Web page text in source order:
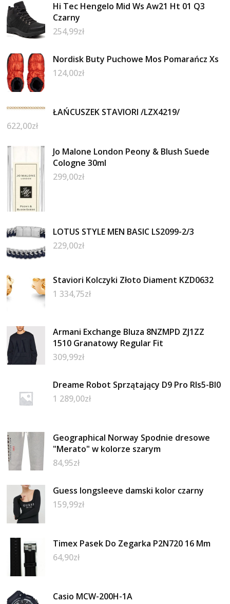
Hi Tec Hengelo Mid Ws Aw21 Ht 01 Q3
Czarny
254,99zł
Nordisk Buty Puchowe Mos Pomarańcz Xs
124,00zł
ŁAŃCUSZEK STAVIORI /LZX4219/
622,00zł
Jo Malone London Peony & Blush Suede
Cologne 30ml
299,00zł
LOTUS STYLE MEN BASIC LS2099-2/3
229,00zł
Staviori Kolczyki Złoto Diament KZD0632
1 334,75zł
Armani Exchange Bluza 8NZMPD ZJ1ZZ
1510 Granatowy Regular Fit
309,99zł
Dreame Robot Sprzątający D9 Pro Rls5-Bl0
1 289,00zł
Geographical Norway Spodnie dresowe
"Merato" w kolorze szarym
84,95zł
Guess longsleeve damski kolor czarny
159,99zł
Timex Pasek Do Zegarka P2N720 16 Mm
64,90zł
Casio MCW-200H-1A